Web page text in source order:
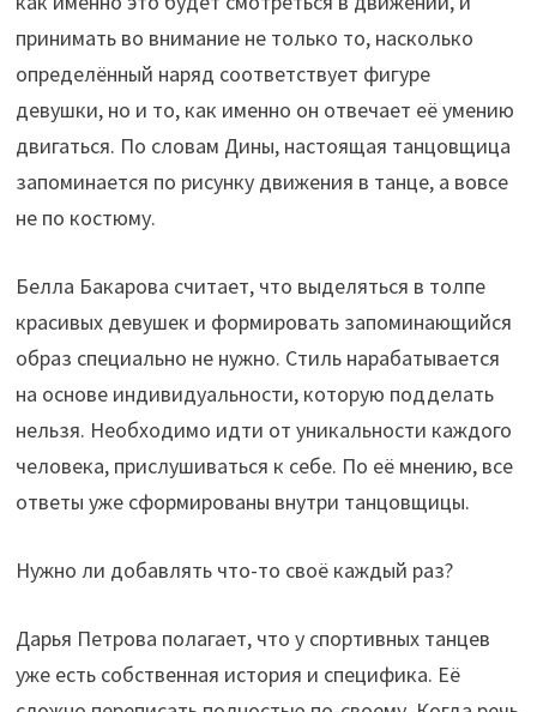
принимать во внимание не только то, насколько
определённый наряд соответствует фигуре
девушки, но и то, как именно он отвечает её умению
двигаться. По словам Дины, настоящая танцовщица
запоминается по рисунку движения в танце, а вовсе
не по костюму.
Белла Бакарова считает, что выделяться в толпе
красивых девушек и формировать запоминающийся
образ специально не нужно. Стиль нарабатывается
на основе индивидуальности, которую подделать
нельзя. Необходимо идти от уникальности каждого
человека, прислушиваться к себе. По её мнению, все
ответы уже сформированы внутри танцовщицы.
Нужно ли добавлять что-то своё каждый раз?
Дарья Петрова полагает, что у спортивных танцев
уже есть собственная история и специфика. Её